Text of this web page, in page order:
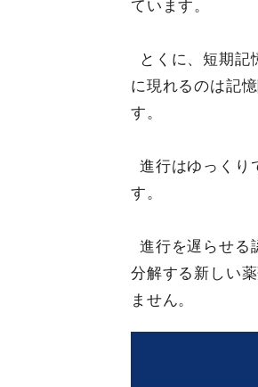
ています。
とくに、短期記
に現れるのは記
す。
進行はゆっくり
す。
進行を遅らせる
分解する新しい
ません。